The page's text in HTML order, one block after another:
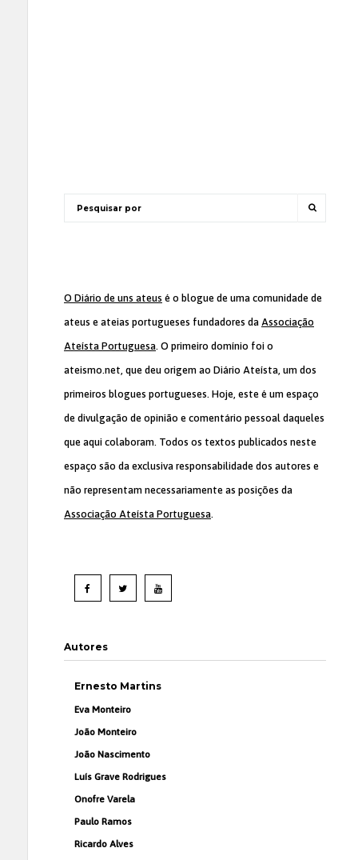
O Diário de uns ateus é o blogue de uma comunidade de
ateus e ateias portugueses fundadores da Associação
Ateísta Portuguesa. O primeiro domínio foi o
ateismo.net, que deu origem ao Diário Ateísta, um dos
primeiros blogues portugueses. Hoje, este é um espaço
de divulgação de opinião e comentário pessoal daqueles
que aqui colaboram. Todos os textos publicados neste
espaço são da exclusiva responsabilidade dos autores e
não representam necessariamente as posições da
Associação Ateísta Portuguesa.
Autores
Ernesto Martins
Eva Monteiro
João Monteiro
João Nascimento
Luís Grave Rodrigues
Onofre Varela
Paulo Ramos
Ricardo Alves